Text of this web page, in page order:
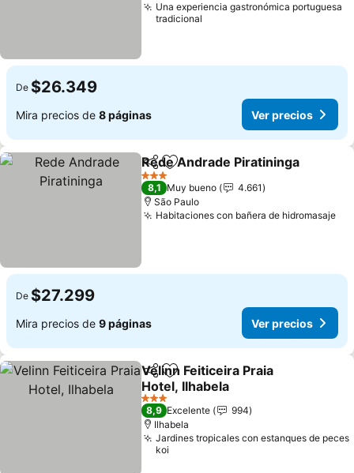
Una experiencia gastronómica portuguesa
tradicional
De $26.349
Mira precios de 8 páginas Ver precios
CompartirAgregar a favoritos
Rede Andrade Piratininga
3 Estrellas
8,1 Muy bueno
4.661
São Paulo
Habitaciones con bañera de hidromasaje
De $27.299
Mira precios de 9 páginas Ver precios
CompartirAgregar a favoritos
Velinn Feiticeira Praia
Hotel, Ilhabela
3 Estrellas
8,9 Excelente
994
Ilhabela
Jardines tropicales con estanques de peces
koi